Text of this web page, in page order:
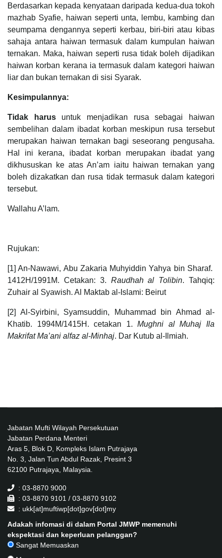
Berdasarkan kepada kenyataan daripada kedua-dua tokoh
mazhab Syafie, haiwan seperti unta, lembu, kambing dan
seumpama dengannya seperti kerbau, biri-biri atau kibas
sahaja antara haiwan termasuk dalam kumpulan haiwan
ternakan. Maka, haiwan seperti rusa tidak boleh dijadikan
haiwan korban kerana ia termasuk dalam kategori haiwan
liar dan bukan ternakan di sisi Syarak.
Kesimpulannya:
Tidak harusuntuk menjadikan rusa sebagai haiwan
sembelihan dalam ibadat korban meskipun rusa tersebut
merupakan haiwan ternakan bagi seseorang pengusaha.
Hal ini kerana, ibadat korban merupakan ibadat yang
dikhususkan ke atas An’am iaitu haiwan ternakan yang
boleh dizakatkan dan rusa tidak termasuk dalam kategori
tersebut.
Wallahu A’lam.
Rujukan:
[1] An-Nawawi, Abu Zakaria Muhyiddin Yahya bin Sharaf.
1412H/1991M. Cetakan: 3. Raudhah al Tolibin. Tahqiq:
Zuhair al Syawish. Al Maktab al-Islami: Beirut
[2] Al-Syirbini, Syamsuddin, Muhammad bin Ahmad al-
Khatib. 1994M/1415H. cetakan 1.Mughni al Muhaj Ila
Makrifat Ma’ani alfaz al-Minhaj. Dar Kutub al-Ilmiah.
Jabatan Mufti Wilayah Persekutuan
Jabatan Perdana Menteri
Aras 5, Blok D, Kompleks Islam Putrajaya
No. 3, Jalan Tun Abdul Razak, Presint 3
62100 Putrajaya, Malaysia.
: 03-8870 9000
: 03-8870 9101 / 03-8870 9102
: ukk[at]muftiwp[dot]gov[dot]my
Adakah infomasi di dalam Portal JMWP memenuhi
ekspektasi dan keperluan pelanggan?
Sangat Memuaskan